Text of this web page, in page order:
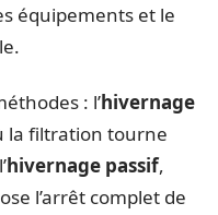
équipements et le
: l’hivernage
la filtration tourne
hivernage passif,
l’arrêt complet de